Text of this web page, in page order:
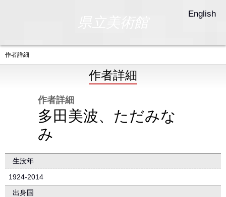
English
作者詳細
作者詳細
作者詳細
多田美波、ただみな
み
生没年
1924-2014
出身国